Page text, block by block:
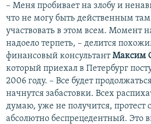
– Меня пробивает на злобу и
что не могу быть действенным
участвовать в этом всем. Момент
надоело терпеть, – делится
финансовый консультантМаксим
который приехал в Петербург
2006 году. – Все будет
начнутся забастовки. Всех
думаю, уже не получится, протест
абсолютно беспрецедентный. Это